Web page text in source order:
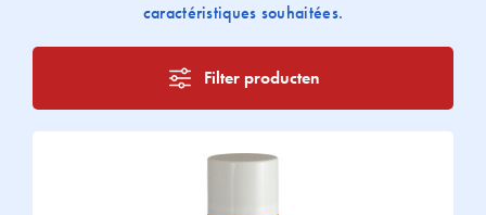
caractéristiques souhaitées.
Filter producten